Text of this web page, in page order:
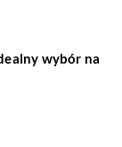
wybór na